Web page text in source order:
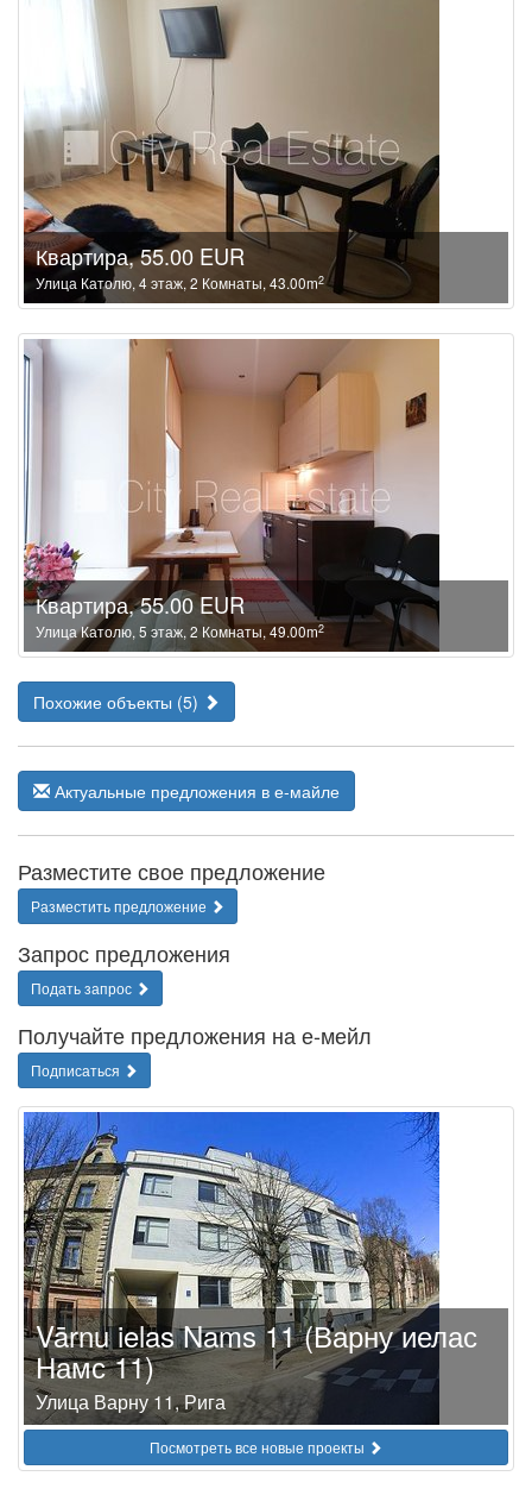
Квартира, 55.00 EUR
Улица Католю, 4 этаж, 2 Комнаты, 43.00m2
Квартира, 55.00 EUR
Улица Католю, 5 этаж, 2 Комнаты, 49.00m2
Похожие объекты (5)
Актуальные предложения в е-майле
Разместите свое предложение
Разместить предложение
Запрос предложения
Подать запрос
Получайте предложения на е-мейл
Подписаться
Vārnu ielas Nams 11 (Варну иелас
Намс 11)
Улица Варну 11, Рига
Посмотреть все новые проекты